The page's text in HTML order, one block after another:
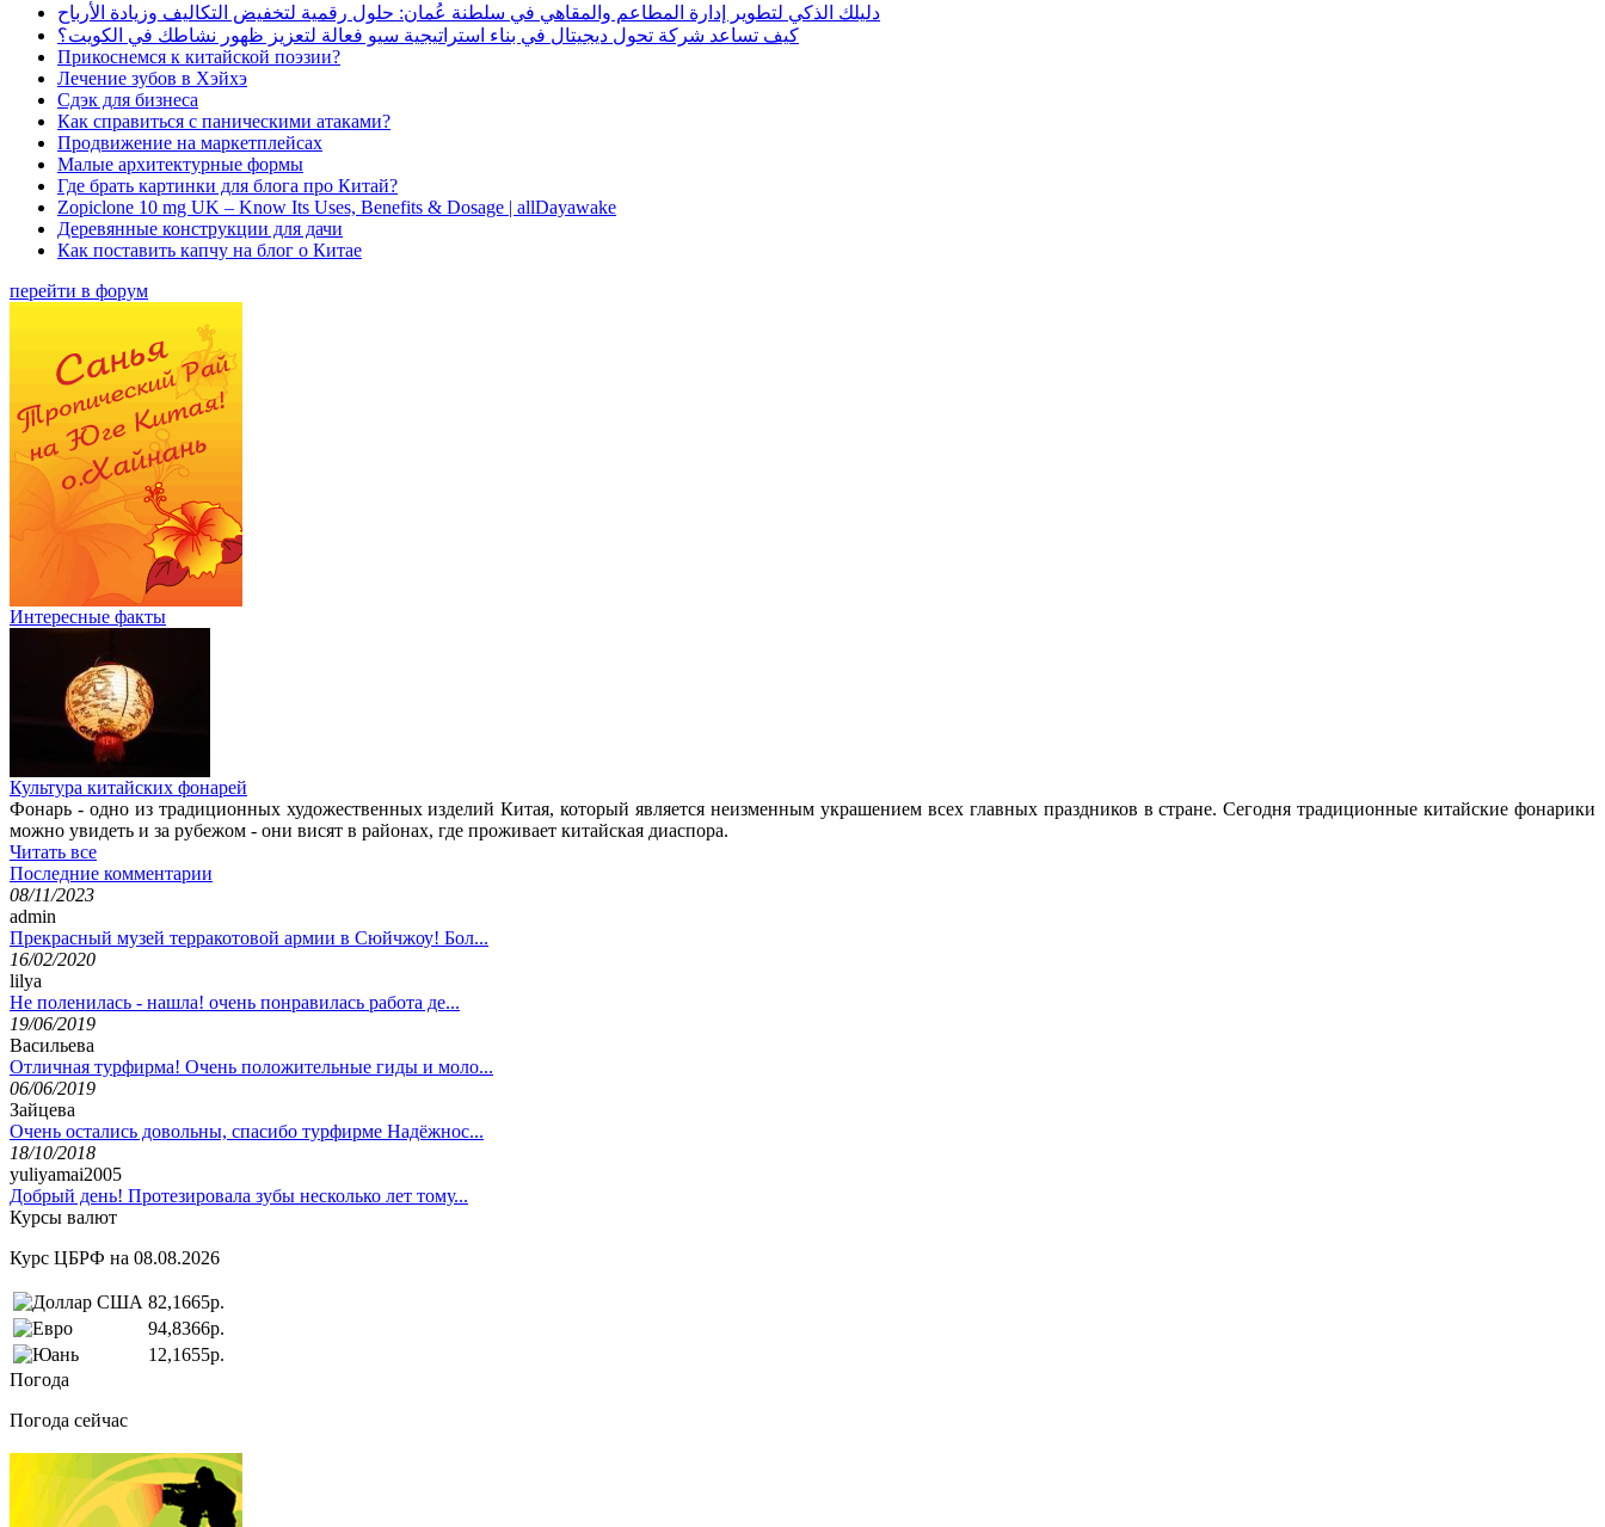
دليلك الذكي لتطوير إدارة المطاعم والمقاهي في سلطنة عُمان: حلول رقمية لتخفيض التكاليف وزيادة الأرباح
كيف تساعد شركة تحول ديجيتال في بناء استراتيجية سيو فعالة لتعزيز ظهور نشاطك في الكويت؟
Прикоснемся к китайской поэзии?
Лечение зубов в Хэйхэ
Сдэк для бизнеса
Как справиться с паническими атаками?
Продвижение на маркетплейсах
Малые архитектурные формы
Где брать картинки для блога про Китай?
Zopiclone 10 mg UK – Know Its Uses, Benefits & Dosage | allDayawake
Деревянные конструкции для дачи
Как поставить капчу на блог о Китае
перейти в форум
Интересные факты
Культура китайских фонарей
Фонарь - одно из традиционных художественных изделий Китая, который является неизменным украшением всех главных праздников в стране. Сегодня традиционные китайские фонарики
можно увидеть и за рубежом - они висят в районах, где проживает китайская диаспора.
Читать все
Последние комментарии
08/11/2023
admin
Прекрасный музей терракотовой армии в Сюйчжоу! Бол...
16/02/2020
lilya
Не поленилась - нашла! очень понравилась работа де...
19/06/2019
Васильева
Отличная турфирма! Очень положительные гиды и моло...
06/06/2019
Зайцева
Очень остались довольны, спасибо турфирме Надёжнос...
18/10/2018
yuliyamai2005
Добрый день! Протезировала зубы несколько лет тому...
Курсы валют
Курс ЦБРФ на 08.08.2026
82,1665р.
94,8366р.
12,1655р.
Погода
Погода сейчас